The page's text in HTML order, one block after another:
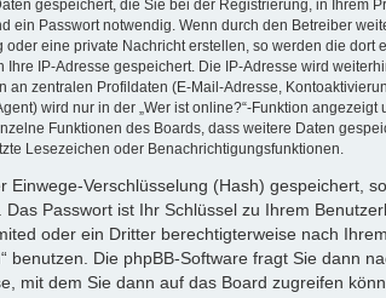
gespeichert, die Sie bei der Registrierung, in Ihrem
ein Passwort notwendig. Wenn durch den Betreiber
oder eine private Nachricht erstellen, so werden die
Ihre IP-Adresse gespeichert. Die IP-Adresse wird
an zentralen Profildaten (E-Mail-Adresse,
wird nur in der „Wer ist online?“-Funktion
Funktionen des Boards, dass weitere Daten
Lesezeichen oder Benachrichtigungsfunktionen.
Einwege-Verschlüsselung (Hash) gespeichert,
Passwort ist Ihr Schlüssel zu Ihrem
oder ein Dritter berechtigterweise nach
benutzen. Die phpBB-Software fragt Sie dann
mit dem Sie dann auf das Board zugreifen